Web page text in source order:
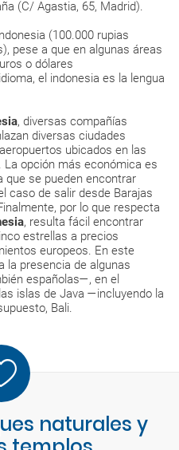
(C/ Agastia, 65, Madrid).
(100.000 rupias
pese a que en algunas áreas
o dólares
el indonesia es la lengua
, diversas compañías
diversas ciudades
ubicados en las
opción más económica es
que se pueden encontrar
caso de salir desde Barajas
por lo que respecta
, resulta fácil encontrar
estrellas a precios
europeos. En este
la presencia de algunas
españolas—, en el
islas de Java —incluyendo la
Bali.
naturales y